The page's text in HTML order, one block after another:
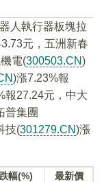
人執行器板塊拉
元，五洲新春
電(300503.CN)
)漲7.23%報
報27.24元，中大
普集團
技(301279.CN)漲
幅(%)
最新價